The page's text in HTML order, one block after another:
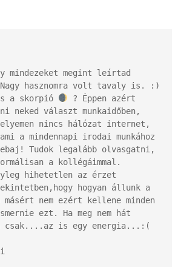
mindezeket megint leírtad
hasznomra volt tavaly is. :)
a skorpió
? Éppen azért
neked választ munkaidőben,
nincs hálózat internet,
a mindennapi irodai munkához
Tudok legalább olvasgatni,
a kollégáimmal.
hihetetlen az érzet
hogyan állunk a
másért nem ezért kellene minden
ezt. Ha meg nem hát
csak....az is egy energia...:(